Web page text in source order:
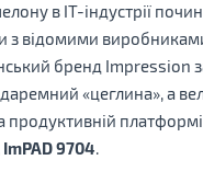
в ІТ-індустрії
з відомими
бренд Impression
«цеглина», а
платформі
ImPAD 9704.